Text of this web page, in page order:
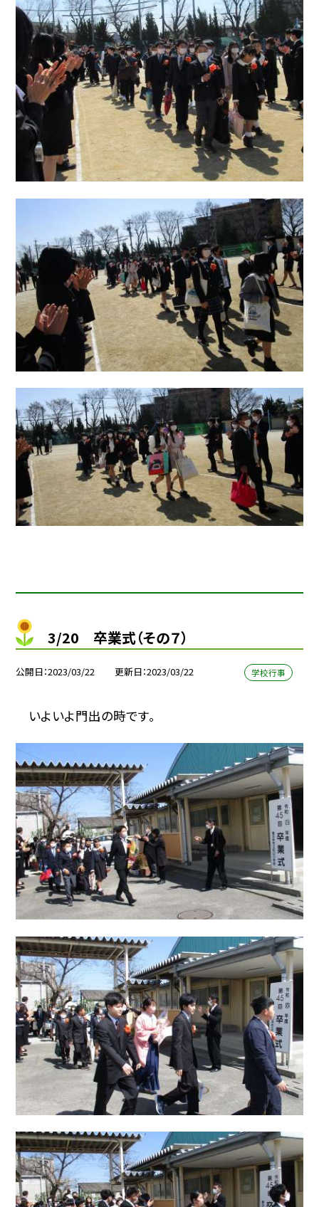
3/20 卒業式（その７）
公開日 2023/03/22 更新日 2023/03/22 学校行事
いよいよ門出の時です。